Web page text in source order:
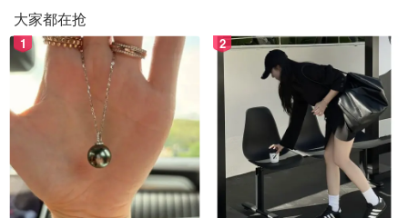
大家都在抢
1 2